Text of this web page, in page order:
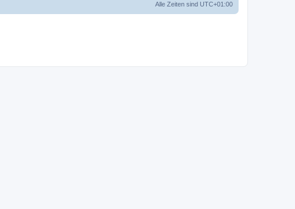
Alle Zeiten sind UTC+01:00